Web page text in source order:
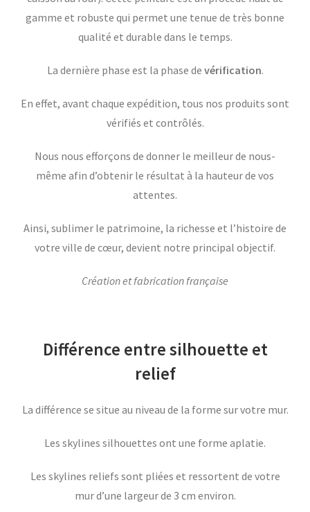
gamme et robuste qui permet une tenue de très bonne
qualité et durable dans le temps.
La dernière phase est la phase de vérification.
En effet, avant chaque expédition, tous nos produits sont
vérifiés et contrôlés.
Nous nous efforçons de donner le meilleur de nous-
même afin d’obtenir le résultat à la hauteur de vos
attentes.
Ainsi, sublimer le patrimoine, la richesse et l’histoire de
votre ville de cœur, devient notre principal objectif.
Création et fabrication française
Différence entre silhouette et
relief
La différence se situe au niveau de la forme sur votre mur.
Les skylines silhouettes ont une forme aplatie.
Les skylines reliefs sont pliées et ressortent de votre
mur d’une largeur de 3 cm environ.